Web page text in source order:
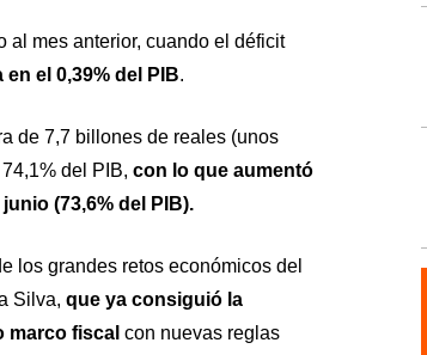
al mes anterior, cuando el déficit
en el 0,39% del PIB.
de 7,7 billones de reales (unos
del PIB, con lo que aumentó
(73,6% del PIB).
los grandes retos económicos del
Silva, que ya consiguió la
marco fiscal con nuevas reglas